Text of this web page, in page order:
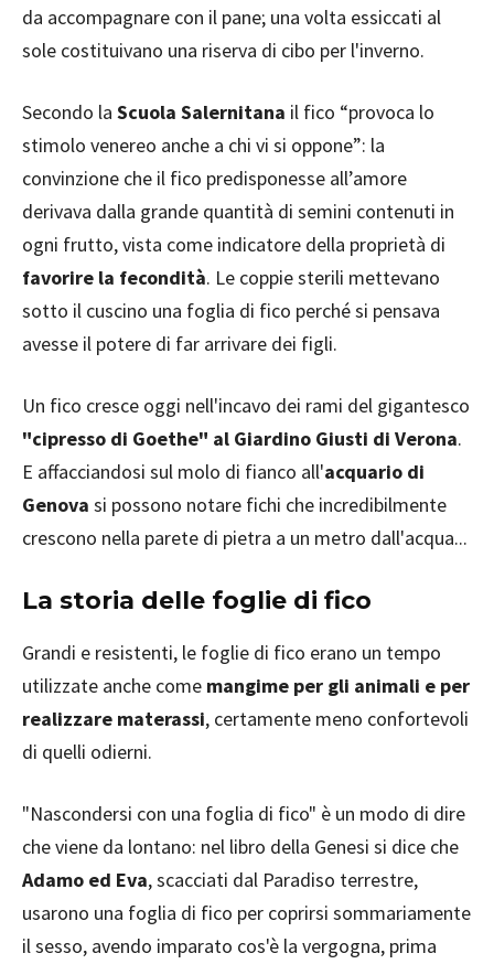
da accompagnare con il pane; una volta essiccati al
sole costituivano una riserva di cibo per l'inverno.
Secondo la Scuola Salernitana il fico “provoca lo
stimolo venereo anche a chi vi si oppone”: la
convinzione che il fico predisponesse all’amore
derivava dalla grande quantità di semini contenuti in
ogni frutto, vista come indicatore della proprietà di
favorire la fecondità. Le coppie sterili mettevano
sotto il cuscino una foglia di fico perché si pensava
avesse il potere di far arrivare dei figli.
Un fico cresce oggi nell'incavo dei rami del gigantesco
"cipresso di Goethe" al Giardino Giusti di Verona.
E affacciandosi sul molo di fianco all'acquario di
Genova si possono notare fichi che incredibilmente
crescono nella parete di pietra a un metro dall'acqua...
La storia delle foglie di fico
Grandi e resistenti, le foglie di fico erano un tempo
utilizzate anche come mangime per gli animali e per
realizzare materassi, certamente meno confortevoli
di quelli odierni.
"Nascondersi con una foglia di fico" è un modo di dire
che viene da lontano: nel libro della Genesi si dice che
Adamo ed Eva, scacciati dal Paradiso terrestre,
usarono una foglia di fico per coprirsi sommariamente
il sesso, avendo imparato cos'è la vergogna, prima